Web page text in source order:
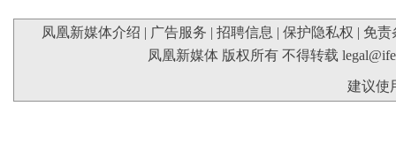
凤凰新媒体介绍 | 广告服务 | 招聘信息 | 保护隐私权 | 免责
凤凰新媒体 版权所有 不得转载
建议使